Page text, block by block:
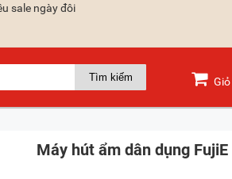
Máy hút ẩm dân dụng